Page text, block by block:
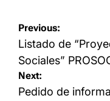
Navegación
de
entradas
Previous:
Listado de
Sociales”
Next:
Pedido de